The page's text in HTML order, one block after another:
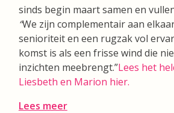
sinds begin maart samen en
“We zijn complementair aan
senioriteit en een rugzak vol
komst is als een frisse wind die
inzichten meebrengt.”Lees het
Liesbeth en Marion hier.
Lees meer